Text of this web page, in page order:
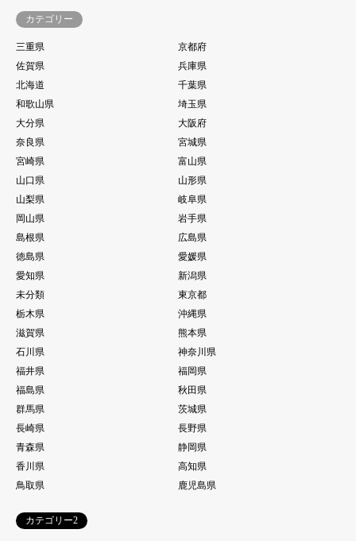
カテゴリー
三重県
京都府
佐賀県
兵庫県
北海道
千葉県
和歌山県
埼玉県
大分県
大阪府
奈良県
宮城県
宮崎県
富山県
山口県
山形県
山梨県
岐阜県
岡山県
岩手県
島根県
広島県
徳島県
愛媛県
愛知県
新潟県
未分類
東京都
栃木県
沖縄県
滋賀県
熊本県
石川県
神奈川県
福井県
福岡県
福島県
秋田県
群馬県
茨城県
長崎県
長野県
青森県
静岡県
香川県
高知県
鳥取県
鹿児島県
カテゴリー2